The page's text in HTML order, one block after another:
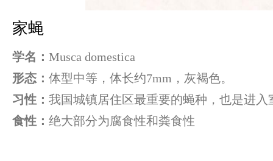
家蝇
学名： Musca domestica
形态： 体型中等，体长约7mm，灰褐色。
习性： 我国城镇居住区最重要的蝇种，也是进入
食性： 绝大部分为腐食性和粪食性